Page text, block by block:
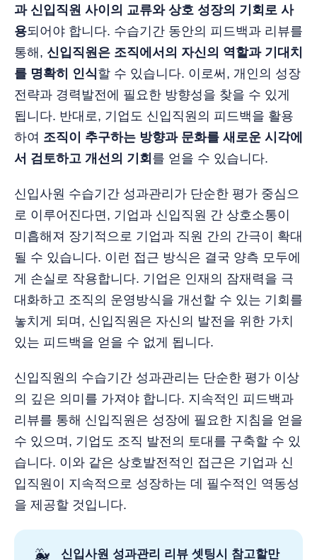
과 신입직원 사이의 교류와 상호 성장의 기회로 사
용되어야 합니다. 수습기간 동안의 피드백과 리뷰를
통해, 신입직원은 조직에서의 자신의 역할과 기대치
를 명확히 인식할 수 있습니다. 이로써, 개인의 성장
전략과 경력발전에 필요한 방향성을 찾을 수 있게
됩니다. 반대로, 기업도 신입직원의 피드백을 활용
하여 조직이 추구하는 방향과 문화를 새로운 시각에
서 검토하고 개선의 기회 를 얻을 수 있습니다.
신입사원 수습기간 성과관리가 단순한 평가 중심으
로 이루어진다면, 기업과 신입직원 간 상호소통이
미흡해져 장기적으로 기업과 직원 간의 간극이 확대
될 수 있습니다. 이런 접근 방식은 결국 양측 모두에
게 손실로 작용합니다. 기업은 인재의 잠재력을 극
대화하고 조직의 운영방식을 개선할 수 있는 기회를
놓치게 되며, 신입직원은 자신의 발전을 위한 가치
있는 피드백을 얻을 수 없게 됩니다.
신입직원의 수습기간 성과관리는 단순한 평가 이상
의 깊은 의미를 가져야 합니다. 지속적인 피드백과
리뷰를 통해 신입직원은 성장에 필요한 지침을 얻을
수 있으며, 기업도 조직 발전의 토대를 구축할 수 있
습니다. 이와 같은 상호발전적인 접근은 기업과 신
입직원이 지속적으로 성장하는 데 필수적인 역동성
을 제공할 것입니다.
🐳
신입사원 성과관리 리뷰 셋팅시 참고할만